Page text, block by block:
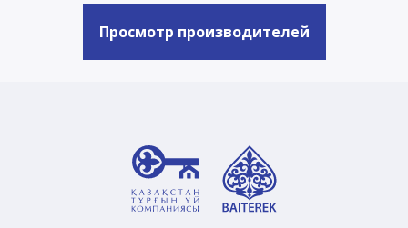
Просмотр производителей